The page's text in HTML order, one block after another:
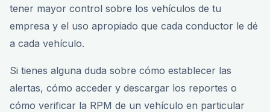
tener mayor control sobre los vehículos de tu
empresa y el uso apropiado que cada conductor le dé
a cada vehículo.
Si tienes alguna duda sobre cómo establecer las
alertas, cómo acceder y descargar los reportes o
cómo verificar la RPM de un vehículo en particular